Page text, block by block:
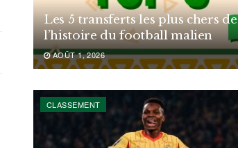
Les 5 transferts les plus chers de
l’histoire du football malien
AOÛT 1, 2026
CLASSEMENT